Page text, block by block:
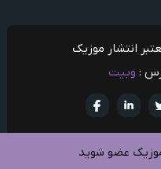
انتشار موزیک
: وبیت
تويتر تلگرام
اینستاگرام
موزیک عضو شوید